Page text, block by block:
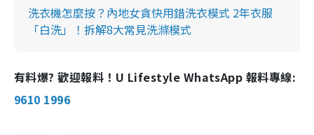
洗衣機怎麼按？內地女貪快用錯洗衣模式 2年衣服
「白洗」！拆解8大常見洗滌模式
有料爆? 歡迎報料！U Lifestyle WhatsApp 報料專線:
9610 1996